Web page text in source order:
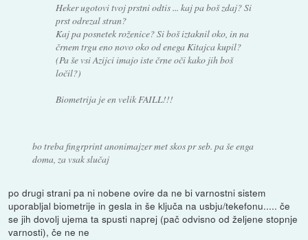
Heker ugotovi tvoj prstni odtis ... kaj pa boš zdaj? Si
prst odrezal stran?
Kaj pa posnetek roženice? Si boš iztaknil oko, in na
črnem trgu eno novo oko od enega Kitajca kupil?
(Pa še vsi Azijci imajo iste črne oči kako jih boš
ločil?)
Biometrija je en velik FAILL!!!
bo treba fingrprint anonimajzer met skos pr seb. pa še enga
doma, za vsak slučaj
po drugi strani pa ni nobene ovire da ne bi varnostni sistem
uporabljal biometrije in gesla in še ključa na usbju/tekefonu..... če
se jih dovolj ujema ta spusti naprej (pač odvisno od željene stopnje
varnosti), če ne ne